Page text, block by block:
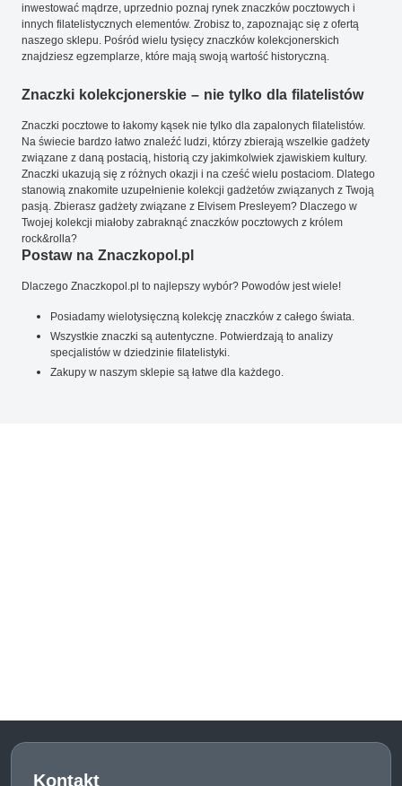
inwestować mądrze, uprzednio poznaj rynek znaczków pocztowych i
innych filatelistycznych elementów. Zrobisz to, zapoznając się z ofertą
naszego sklepu. Pośród wielu tysięcy znaczków kolekcjonerskich
znajdziesz egzemplarze, które mają swoją wartość historyczną.
Znaczki kolekcjonerskie – nie tylko dla filatelistów
Znaczki pocztowe to łakomy kąsek nie tylko dla zapalonych filatelistów.
Na świecie bardzo łatwo znaleźć ludzi, którzy zbierają wszelkie gadżety
związane z daną postacią, historią czy jakimkolwiek zjawiskiem kultury.
Znaczki ukazują się z różnych okazji i na cześć wielu postaciom. Dlatego
stanowią znakomite uzupełnienie kolekcji gadżetów związanych z Twoją
pasją. Zbierasz gadżety związane z Elvisem Presleyem? Dlaczego w
Twojej kolekcji miałoby zabraknąć znaczków pocztowych z królem
rock&rolla?
Postaw na Znaczkopol.pl
Dlaczego Znaczkopol.pl to najlepszy wybór? Powodów jest wiele!
Posiadamy wielotysięczną kolekcję znaczków z całego świata.
Wszystkie znaczki są autentyczne. Potwierdzają to analizy
specjalistów w dziedzinie filatelistyki.
Zakupy w naszym sklepie są łatwe dla każdego.
Kontakt